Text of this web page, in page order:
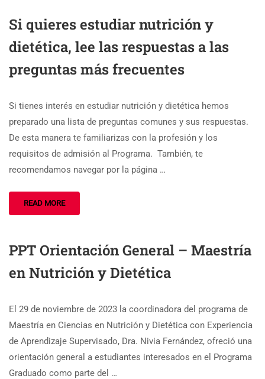
Si quieres estudiar nutrición y
dietética, lee las respuestas a las
preguntas más frecuentes
Si tienes interés en estudiar nutrición y dietética hemos
preparado una lista de preguntas comunes y sus respuestas.
De esta manera te familiarizas con la profesión y los
requisitos de admisión al Programa. También, te
recomendamos navegar por la página …
READ MORE
PPT Orientación General – Maestría
en Nutrición y Dietética
El 29 de noviembre de 2023 la coordinadora del programa de
Maestría en Ciencias en Nutrición y Dietética con Experiencia
de Aprendizaje Supervisado, Dra. Nivia Fernández, ofreció una
orientación general a estudiantes interesados en el Programa
Graduado como parte del …